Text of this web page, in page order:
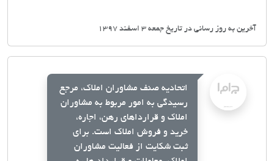
آخرین به روز رسانی در تاریخ جمعه 3 اسفند 1397
اتحادیه صنف مشاوران املاک، مرجع
رسیدگی به امور مربوط به مشاوران
املاک و قرارداهای رهن، اجاره،
خرید و فروش املاک است. برای
ثبت شکایت از فعالیت مشاوران